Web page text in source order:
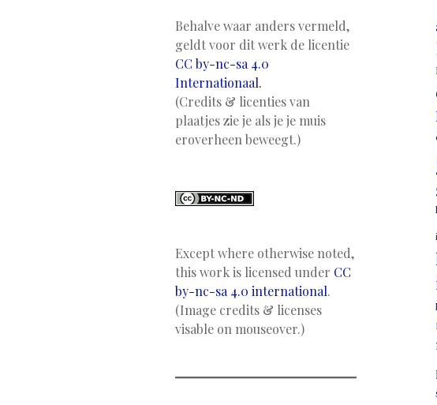
Behalve waar anders vermeld,
geldt voor dit werk de licentie
CC by-nc-sa 4.0
Internationaal.
(Credits & licenties van
plaatjes zie je als je je muis
eroverheen beweegt.)
Except where otherwise noted,
this work is licensed under CC
by-nc-sa 4.0 international.
(Image credits & licenses
visable on mouseover.)